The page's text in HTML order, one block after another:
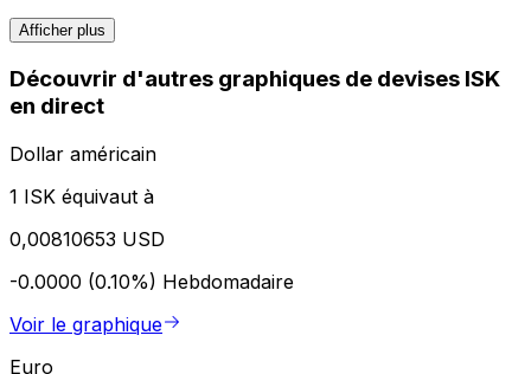
Afficher plus
Découvrir d'autres graphiques de devises ISK
en direct
Dollar américain
1 ISK équivaut à
0,00810653 USD
-0.0000 (0.10%) Hebdomadaire
Voir le graphique
Euro